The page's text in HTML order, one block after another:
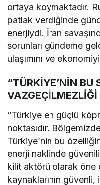
ortaya koymaktadır.
patlak verdiğinde
enerjiydi. İran
sorunları gündeme
ulaşımını ve
“TÜRKİYE’NİN BU
“Türkiye en güçlü
noktasıdır.
Türkiye’nin bu
enerji naklinde
kilit aktörü olarak öne
kaynaklarının